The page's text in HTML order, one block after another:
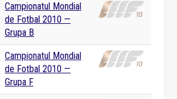
Campionatul Mondial
de Fotbal 2010 —
Grupa B
Campionatul Mondial
de Fotbal 2010 —
Grupa F